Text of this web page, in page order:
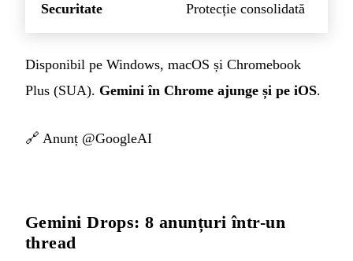
Securitate Protecție consolidată
Disponibil pe Windows, macOS și Chromebook
Plus (SUA). Gemini în Chrome ajunge și pe iOS.
🔗 Anunț @GoogleAI
Gemini Drops: 8 anunțuri într-un
thread